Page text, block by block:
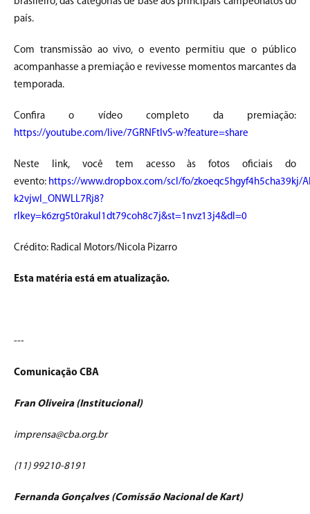
país.
Com transmissão ao vivo, o evento permitiu que o público
acompanhasse a premiação e revivesse momentos marcantes da
temporada.
Confira o vídeo completo da premiação:
https://youtube.com/live/7GRNFtIvS-w?feature=share
Neste link, você tem acesso às fotos oficiais do
evento: https://www.dropbox.com/scl/fo/zkoeqc5hgyf4h5cha39kj/
k2vjwI_ONWLL7Rj8?
rlkey=k6zrg5t0rakul1dt79coh8c7j&st=1nvz13j4&dl=0
Crédito: Radical Motors/Nicola Pizarro
Esta matéria está em atualização.
---
Comunicação CBA
Fran Oliveira (Institucional)
imprensa@cba.org.br
(11) 99210-8191
Fernanda Gonçalves (Comissão Nacional de Kart)